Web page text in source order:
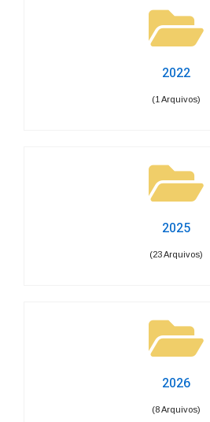
2022
(1 Arquivos)
2025
(23 Arquivos)
2026
(8 Arquivos)